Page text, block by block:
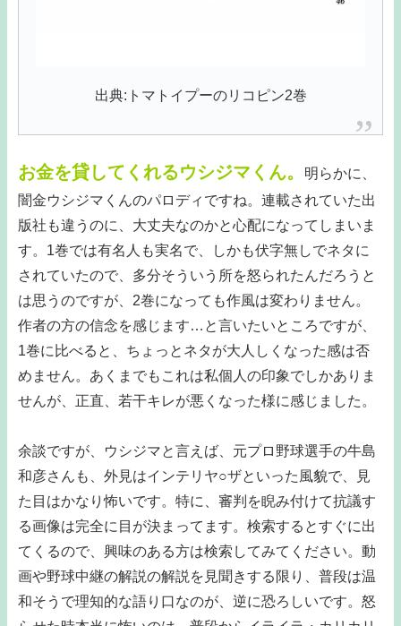
出典:トマトイプーのリコピン2巻
お金を貸してくれるウシジマくん。
明らかに、
闇金ウシジマくんのパロディですね。連載されていた出
版社も違うのに、大丈夫なのかと心配になってしまいま
す。1巻では有名人も実名で、しかも伏字無しでネタに
されていたので、多分そういう所を怒られたんだろうと
は思うのですが、2巻になっても作風は変わりません。
作者の方の信念を感じます…と言いたいところですが、
1巻に比べると、ちょっとネタが大人しくなった感は否
めません。あくまでもこれは私個人の印象でしかありま
せんが、正直、若干キレが悪くなった様に感じました。
余談ですが、ウシジマと言えば、元プロ野球選手の牛島
和彦さんも、外見はインテリヤ○ザといった風貌で、見
た目はかなり怖いです。特に、審判を睨み付けて抗議す
る画像は完全に目が決まってます。検索するとすぐに出
てくるので、興味のある方は検索してみてください。動
画や野球中継の解説の解説を見聞きする限り、普段は温
和そうで理知的な語り口なのが、逆に恐ろしいです。怒